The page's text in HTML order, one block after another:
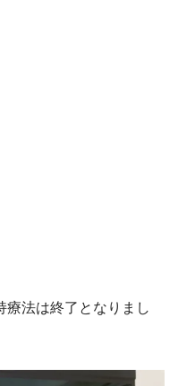
療法は終了となりまし